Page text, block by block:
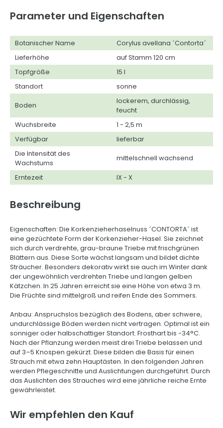
Parameter und Eigenschaften
Botanischer Name
Corylus avellana ´Contorta´
Lieferhöhe
auf Stamm 120 cm
Topfgröße
15 l
Standort
sonne
Boden
lockerem, durchlässig,
feucht
Wuchsbreite
1 - 2,5 m
Verfügbar
lieferbar
Die Intensität des
Wachstums
mittelschnell wachsend
Erntezeit IX - X
Beschreibung
Eigenschaften: Die Korkenzieherhaselnuss ´CONTORTA´ ist
eine gezüchtete Form der Korkenzieher-Hasel. Sie zeichnet
sich durch verdrehte, grau-braune Triebe mit frischgrünen
Blättern aus. Diese Sorte wächst langsam und bildet dichte
Sträucher. Besonders dekorativ wirkt sie auch im Winter dank
der ungewöhnlich verdrehten Triebe und langen gelben
Kätzchen. In 25 Jahren erreicht sie eine Höhe von etwa 3 m.
Die Früchte sind mittelgroß und reifen Ende des Sommers.
Anbau: Anspruchslos bezüglich des Bodens, aber schwere,
undurchlässige Böden werden nicht vertragen. Optimal ist ein
sonniger oder halbschattiger Standort. Frosthart bis -34°C.
Nach der Pflanzung werden meist drei Triebe belassen und
auf 3–5 Knospen gekürzt. Diese bilden die Basis für einen
Strauch mit etwa zehn Hauptästen. In den folgenden Jahren
werden Pflegeschnitte und Auslichtungen durchgeführt. Durch
das Auslichten des Strauches wird eine jährliche reiche Ernte
gewährleistet.
Wir empfehlen den Kauf